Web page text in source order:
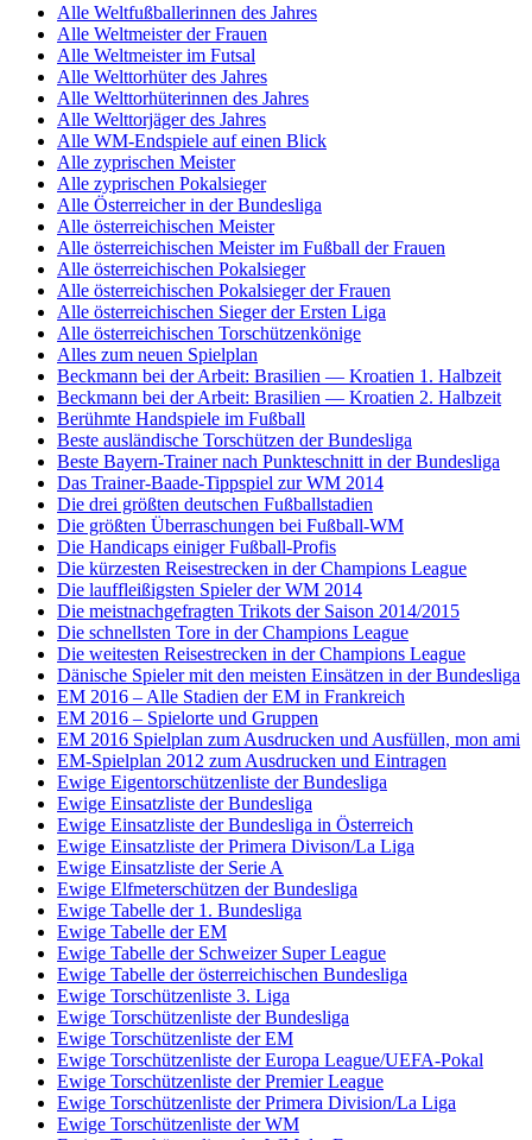
Alle Weltfußballerinnen des Jahres
Alle Weltmeister der Frauen
Alle Weltmeister im Futsal
Alle Welttorhüter des Jahres
Alle Welttorhüterinnen des Jahres
Alle Welttorjäger des Jahres
Alle WM-Endspiele auf einen Blick
Alle zyprischen Meister
Alle zyprischen Pokalsieger
Alle Österreicher in der Bundesliga
Alle österreichischen Meister
Alle österreichischen Meister im Fußball der Frauen
Alle österreichischen Pokalsieger
Alle österreichischen Pokalsieger der Frauen
Alle österreichischen Sieger der Ersten Liga
Alle österreichischen Torschützenkönige
Alles zum neuen Spielplan
Beckmann bei der Arbeit: Brasilien — Kroatien 1. Halbzeit
Beckmann bei der Arbeit: Brasilien — Kroatien 2. Halbzeit
Berühmte Handspiele im Fußball
Beste ausländische Torschützen der Bundesliga
Beste Bayern-Trainer nach Punkteschnitt in der Bundesliga
Das Trainer-Baade-Tippspiel zur WM 2014
Die drei größten deutschen Fußballstadien
Die größten Überraschungen bei Fußball-WM
Die Handicaps einiger Fußball-Profis
Die kürzesten Reisestrecken in der Champions League
Die lauffleißigsten Spieler der WM 2014
Die meistnachgefragten Trikots der Saison 2014/2015
Die schnellsten Tore in der Champions League
Die weitesten Reisestrecken in der Champions League
Dänische Spieler mit den meisten Einsätzen in der Bundesliga
EM 2016 – Alle Stadien der EM in Frankreich
EM 2016 – Spielorte und Gruppen
EM 2016 Spielplan zum Ausdrucken und Ausfüllen, mon ami
EM-Spielplan 2012 zum Ausdrucken und Eintragen
Ewige Eigentorschützenliste der Bundesliga
Ewige Einsatzliste der Bundesliga
Ewige Einsatzliste der Bundesliga in Österreich
Ewige Einsatzliste der Primera Divison/La Liga
Ewige Einsatzliste der Serie A
Ewige Elfmeterschützen der Bundesliga
Ewige Tabelle der 1. Bundesliga
Ewige Tabelle der EM
Ewige Tabelle der Schweizer Super League
Ewige Tabelle der österreichischen Bundesliga
Ewige Torschützenliste 3. Liga
Ewige Torschützenliste der Bundesliga
Ewige Torschützenliste der EM
Ewige Torschützenliste der Europa League/UEFA-Pokal
Ewige Torschützenliste der Premier League
Ewige Torschützenliste der Primera Division/La Liga
Ewige Torschützenliste der WM